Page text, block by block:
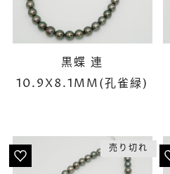
黒蝶 連
10.9X8.1MM(孔雀緑)
売り切れ